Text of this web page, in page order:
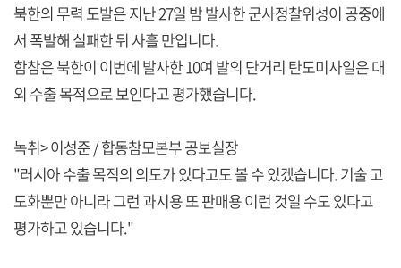
북한의 무력 도발은 지난 27일 밤 발사한 군사정찰위성이 공중에
서 폭발해 실패한 뒤 사흘 만입니다.
함참은 북한이 이번에 발사한 10여 발의 단거리 탄도미사일은 대
외 수출 목적으로 보인다고 평가했습니다.
녹취> 이성준 / 합동참모본부 공보실장
"러시아 수출 목적의 의도가 있다고도 볼 수 있겠습니다. 기술 고
도화뿐만 아니라 그런 과시용 또 판매용 이런 것일 수도 있다고
평가하고 있습니다."